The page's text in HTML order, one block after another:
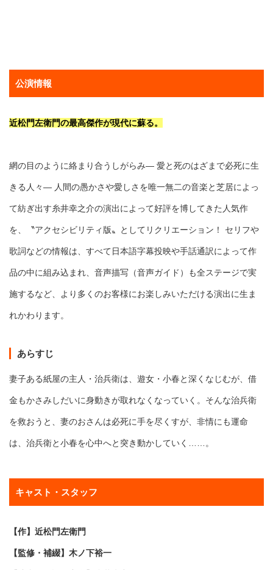
公演情報
近松門左衛門の最高傑作が現代に蘇る。
網の目のように絡まり合うしがらみ― 愛と死のはざまで必死に生
きる人々― 人間の愚かさや愛しさを唯一無二の音楽と芝居によっ
て紡ぎ出す糸井幸之介の演出によって好評を博してきた人気作
を、〝アクセシビリティ版〟としてリクリエーション！ セリフや
歌詞などの情報は、すべて日本語字幕投映や手話通訳によって作
品の中に組み込まれ、音声描写（音声ガイド）も全ステージで実
施するなど、より多くのお客様にお楽しみいただける演出に生ま
れかわります。
あらすじ
妻子ある紙屋の主人・治兵衛は、遊女・小春と深くなじむが、借
金もかさみしだいに身動きが取れなくなっていく。そんな治兵衛
を救おうと、妻のおさんは必死に手を尽くすが、非情にも運命
は、治兵衛と小春を心中へと突き動かしていく……。
キャスト・スタッフ
【作】近松門左衛門
【監修・補綴】木ノ下裕一